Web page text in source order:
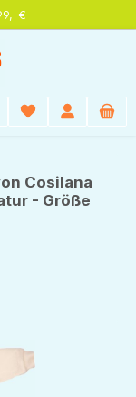
€
Cosilana
- Größe